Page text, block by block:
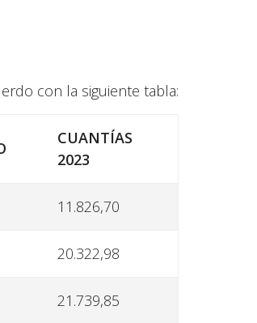
con la siguiente tabla:
CUANTÍAS
2023
11.826,70
20.322,98
21.739,85